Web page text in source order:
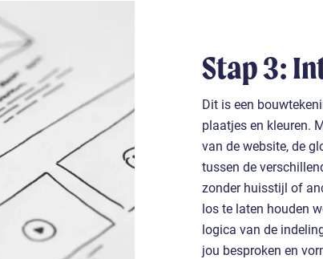
Stap 3:
Dit is een
plaatjes en kleuren.
van de website, de
tussen de
zonder huisstijl of
los te laten houden
logica van de
jou besproken en